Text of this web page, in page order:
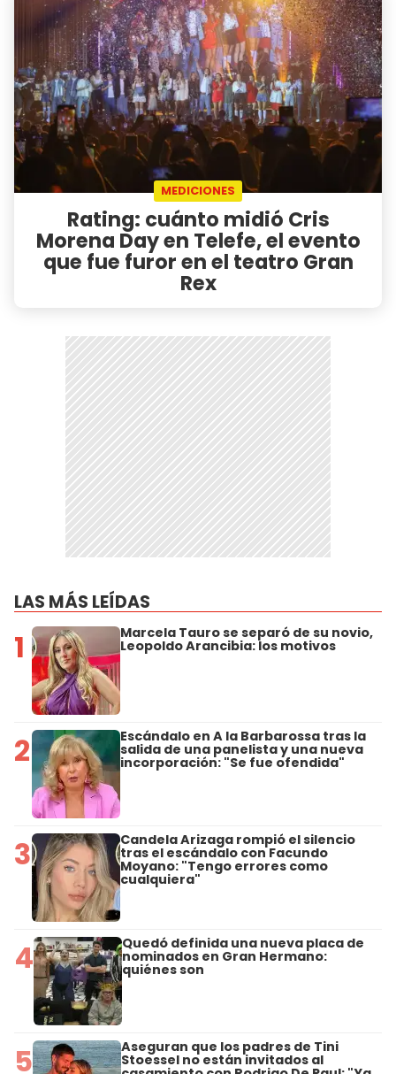
MEDICIONES
Rating: cuánto midió Cris
Morena Day en Telefe, el evento
que fue furor en el teatro Gran
Rex
LAS MÁS LEÍDAS
1 Marcela Tauro se separó de su novio,
Leopoldo Arancibia: los motivos
2 Escándalo en A la Barbarossa tras la
salida de una panelista y una nueva
incorporación: "Se fue ofendida"
3 Candela Arizaga rompió el silencio
tras el escándalo con Facundo
Moyano: "Tengo errores como
cualquiera"
4 Quedó definida una nueva placa de
nominados en Gran Hermano:
quiénes son
5 Aseguran que los padres de Tini
Stoessel no están invitados al